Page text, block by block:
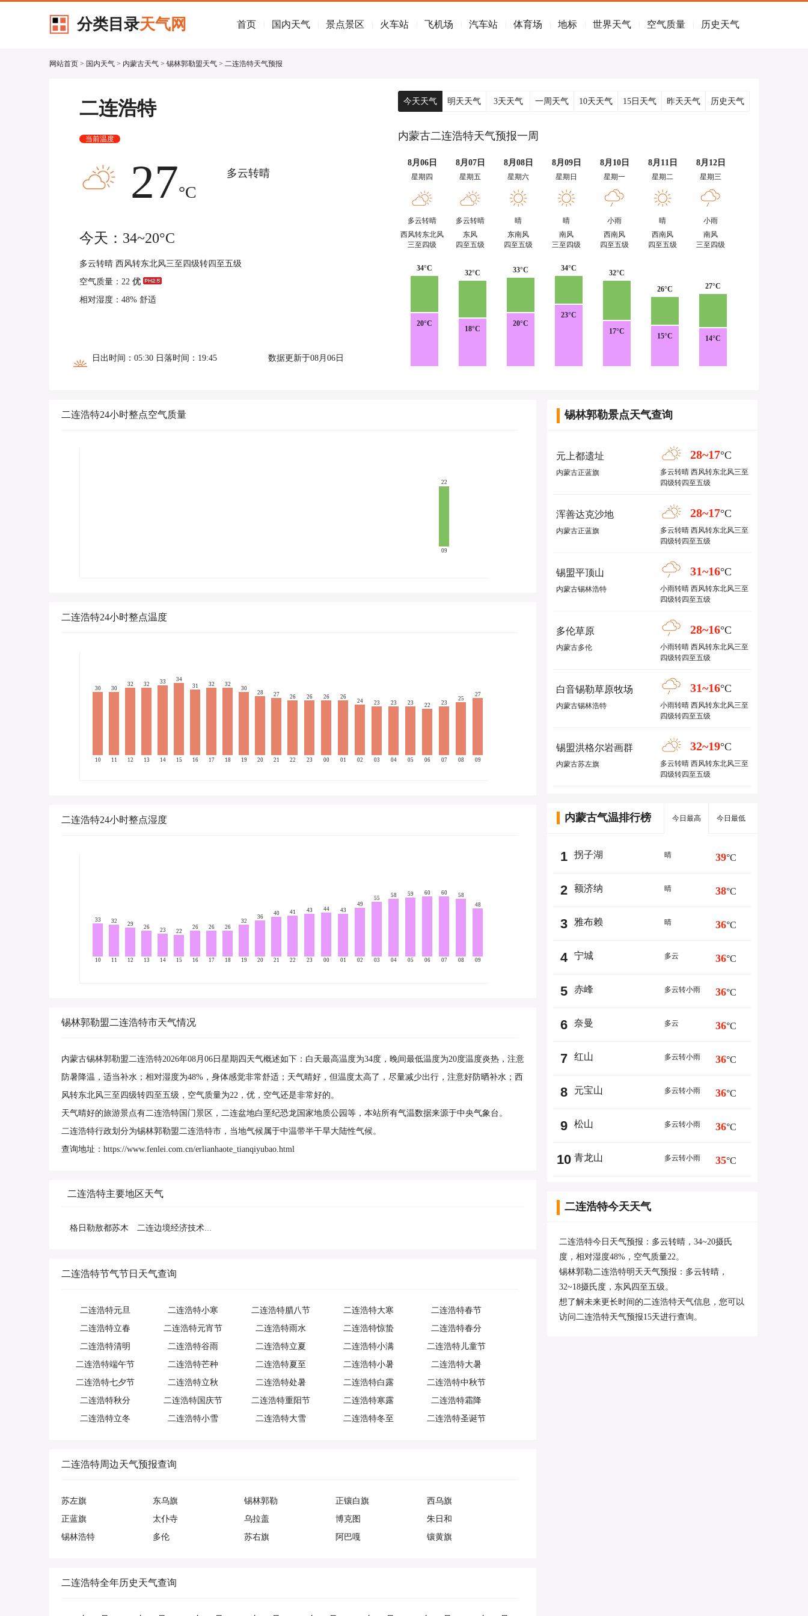
分类目录天气网 首页 国内天气 景点景区 火车站 飞机场 汽车站 体育场 地标 世界天气 空气质量 历史天气
网站首页 > 国内天气 > 内蒙古天气 > 锡林郭勒盟天气 > 二连浩特天气预报
二连浩特
当前温度
27°C
多云转晴
今天：34~20°C
多云转晴 西风转东北风三至四级转四至五级
空气质量：22 优
相对湿度：48% 舒适
日出时间：05:30 日落时间：19:45 数据更新于08月06日
今天天气 明天天气 3天天气 一周天气 10天天气 15日天气 昨天天气 历史天气
内蒙古二连浩特天气预报一周
8月06日 8月07日 8月08日 8月09日 8月10日 8月11日 8月12日
星期四 星期五 星期六 星期日 星期一 星期二 星期三
多云转晴 多云转晴 晴 晴 小雨 晴
小雨
西风转东北风
三至四级
东风
四至五级
东南风
四至五级
南风
三至四级
西南风
四至五级
西南风
四至五级
南风
三至四级
34°C
20°C
32°C
18°C
33°C
20°C
34°C
23°C
32°C
17°C
26°C
15°C
27°C
14°C
二连浩特24小时整点空气质量
22
09
二连浩特24小时整点温度
30
10
30
11
32
12
32
13
33
14
34
15
31
16
32
17
32
18
30
19
28
20
27
21
26
22
26
23
26
00
26
01
24
02
23
03
23
04
23
05
22
06
23
07
25
08
27
09
二连浩特24小时整点湿度
33
10
32
11
29
12
26
13
23
14
22
15
26
16
26
17
26
18
32
19
36
20
40
21
41
22
43
23
44
00
43
01
49
02
55
03
58
04
59
05
60
06
60
07
58
08
48
09
锡林郭勒盟二连浩特市天气情况
内蒙古锡林郭勒盟二连浩特2026年08月06日星期四天气概述如下：白天最高温度为34度，晚间最低温度为20度温度炎热，注意
防暑降温，适当补水；相对湿度为48%，身体感觉非常舒适；天气晴好，但温度太高了，尽量减少出行，注意好防晒补水；西
风转东北风三至四级转四至五级，空气质量为22，优，空气还是非常好的。
天气晴好的旅游景点有二连浩特国门景区，二连盆地白垩纪恐龙国家地质公园等，本站所有气温数据来源于中央气象台。
二连浩特行政划分为锡林郭勒盟二连浩特市，当地气候属于中温带半干旱大陆性气候。
查询地址：https://www.fenlei.com.cn/erlianhaote_tianqiyubao.html
二连浩特主要地区天气
格日勒敖都苏木 二连边境经济技术合作区
二连浩特节气节日天气查询
二连浩特元旦 二连浩特小寒 二连浩特腊八节 二连浩特大寒
二连浩特春节
二连浩特立春
二连浩特元宵节 二连浩特雨水 二连浩特惊蛰
二连浩特春分
二连浩特清明
二连浩特谷雨 二连浩特立夏 二连浩特小满
二连浩特儿童节
二连浩特端午节
二连浩特芒种 二连浩特夏至 二连浩特小暑
二连浩特大暑
二连浩特七夕节
二连浩特立秋 二连浩特处暑 二连浩特白露
二连浩特中秋节
二连浩特秋分
二连浩特国庆节 二连浩特重阳节 二连浩特寒露
二连浩特霜降
二连浩特立冬
二连浩特小雪 二连浩特大雪 二连浩特冬至 二连浩特圣诞节
二连浩特周边天气预报查询
苏左旗 东乌旗 锡林郭勒 正镶白旗
西乌旗
正蓝旗
太仆寺 乌拉盖 博克图
朱日和
锡林浩特
多伦 苏右旗 阿巴嘎 镶黄旗
二连浩特全年历史天气查询
锡林郭勒景点天气查询
元上都遗址
内蒙古正蓝旗
28~17°C
多云转晴 西风转东北风三至
四级转四至五级
浑善达克沙地
内蒙古正蓝旗
28~17°C
多云转晴 西风转东北风三至
四级转四至五级
锡盟平顶山
内蒙古锡林浩特
31~16°C
小雨转晴 西风转东北风三至
四级转四至五级
多伦草原
内蒙古多伦
28~16°C
小雨转晴 西风转东北风三至
四级转四至五级
白音锡勒草原牧场
内蒙古锡林浩特
31~16°C
小雨转晴 西风转东北风三至
四级转四至五级
锡盟洪格尔岩画群
内蒙古苏左旗
32~19°C
多云转晴 西风转东北风三至
四级转四至五级
内蒙古气温排行榜 今日最高 今日最低
1 拐子湖 晴 39°C
2 额济纳 晴 38°C
3 雅布赖 晴 36°C
4 宁城 多云 36°C
5 赤峰 多云转小雨 36°C
6 奈曼 多云 36°C
7 红山 多云转小雨 36°C
8 元宝山 多云转小雨 36°C
9 松山 多云转小雨 36°C
10 青龙山 多云转小雨 35°C
二连浩特今天天气
二连浩特今日天气预报：多云转晴，34~20摄氏
度，相对湿度48%，空气质量22。
锡林郭勒二连浩特明天天气预报：多云转晴，
32~18摄氏度，东风四至五级。
想了解未来更长时间的二连浩特天气信息，您可以
访问二连浩特天气预报15天进行查询。